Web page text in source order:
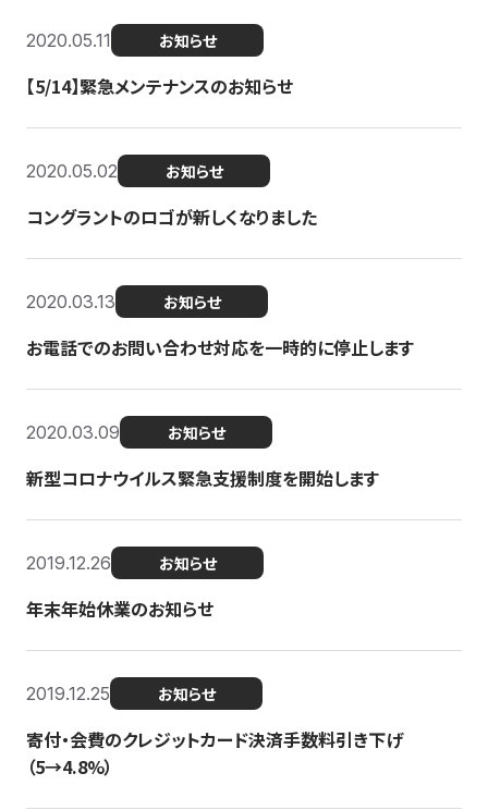
2020.05.11 お知らせ
【5/14】緊急メンテナンスのお知らせ
2020.05.02 お知らせ
コングラントのロゴが新しくなりました
2020.03.13 お知らせ
お電話でのお問い合わせ対応を一時的に停止します
2020.03.09 お知らせ
新型コロナウイルス緊急支援制度を開始します
2019.12.26 お知らせ
年末年始休業のお知らせ
2019.12.25 お知らせ
寄付・会費のクレジットカード決済手数料引き下げ
（5→4.8%）